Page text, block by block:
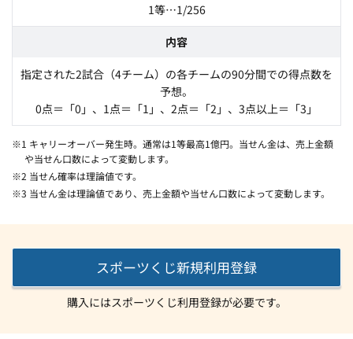
1等…1/256
内容
指定された2試合（4チーム）の各チームの90分間での得点数を
予想。
0点＝「0」、1点＝「1」、2点＝「2」、3点以上＝「3」
※1 キャリーオーバー発生時。通常は1等最高1億円。当せん金は、売上金額
や当せん口数によって変動します。
※2 当せん確率は理論値です。
※3 当せん金は理論値であり、売上金額や当せん口数によって変動します。
スポーツくじ新規利用登録
購入にはスポーツくじ利用登録が必要です。